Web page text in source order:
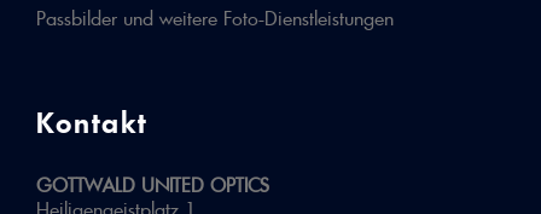
Passbilder und weitere Foto-Dienstleistungen
Kontakt
GOTTWALD UNITED OPTICS
Heiligengeistplatz 1